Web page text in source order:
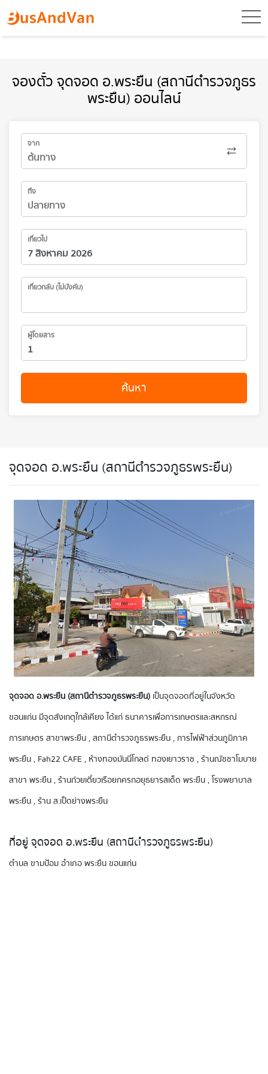
จองตั๋ว จุดจอด อ.พระยืน (สถานีตำรวจภูธร
พระยืน) ออนไลน์
จาก
ถึง
เที่ยวไป
เที่ยวกลับ (ไม่บังคับ)
ผู้โดยสาร
ค้นหา
จุดจอด อ.พระยืน (สถานีตำรวจภูธรพระยืน)
จุดจอด อ.พระยืน (สถานีตำรวจภูธรพระยืน) เป็นจุดจอดที่อยู่ในจังหวัด
ขอนแก่น มีจุดสังเกตุใกล้เคียง ได้แก่ ธนาคารเพื่อการเกษตรและสหกรณ์
การเกษตร สาขาพระยืน , สถานีตำรวจภูธรพระยืน , การไฟฟ้าส่วนภูมิภาค
พระยืน , Fah22 CAFE , ห้างทองมันนี่โกลด์ ทองเยาวราช , ร้านณัชชาโมบาย
สาขา พระยืน , ร้านก๋วยเตี๋ยวเรือยกครกอยุธยารสเด็ด พระยืน , โรงพยาบาล
พระยืน , ร้าน ส.เป็ดย่างพระยืน
ที่อยู่ จุดจอด อ.พระยืน (สถานีตำรวจภูธรพระยืน)
ตำบล ขามป้อม อำเภอ พระยืน ขอนแก่น